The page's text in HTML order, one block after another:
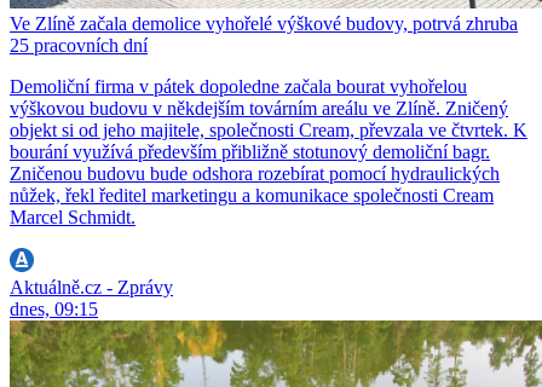
Ve Zlíně začala demolice vyhořelé výškové budovy, potrvá zhruba
25 pracovních dní
Demoliční firma v pátek dopoledne začala bourat vyhořelou
výškovou budovu v někdejším továrním areálu ve Zlíně. Zničený
objekt si od jeho majitele, společnosti Cream, převzala ve čtvrtek. K
bourání využívá především přibližně stotunový demoliční bagr.
Zničenou budovu bude odshora rozebírat pomocí hydraulických
nůžek, řekl ředitel marketingu a komunikace společnosti Cream
Marcel Schmidt.
Aktuálně.cz - Zprávy
dnes, 09:15